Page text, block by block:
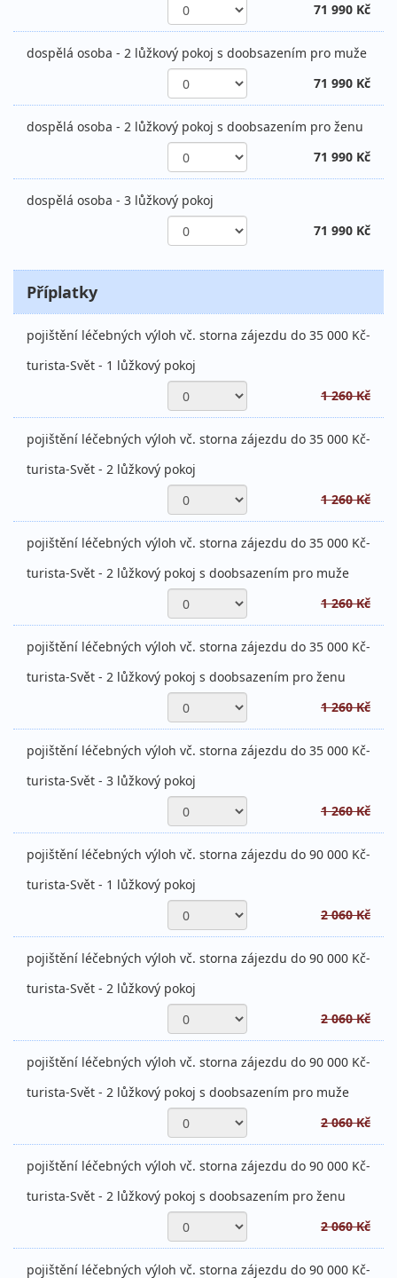
71 990 Kč
dospělá osoba - 2 lůžkový pokoj s doobsazením pro muže
71 990 Kč
dospělá osoba - 2 lůžkový pokoj s doobsazením pro ženu
71 990 Kč
dospělá osoba - 3 lůžkový pokoj
71 990 Kč
Příplatky
pojištění léčebných výloh vč. storna zájezdu do 35 000 Kč-
turista-Svět - 1 lůžkový pokoj
1 260 Kč
pojištění léčebných výloh vč. storna zájezdu do 35 000 Kč-
turista-Svět - 2 lůžkový pokoj
1 260 Kč
pojištění léčebných výloh vč. storna zájezdu do 35 000 Kč-
turista-Svět - 2 lůžkový pokoj s doobsazením pro muže
1 260 Kč
pojištění léčebných výloh vč. storna zájezdu do 35 000 Kč-
turista-Svět - 2 lůžkový pokoj s doobsazením pro ženu
1 260 Kč
pojištění léčebných výloh vč. storna zájezdu do 35 000 Kč-
turista-Svět - 3 lůžkový pokoj
1 260 Kč
pojištění léčebných výloh vč. storna zájezdu do 90 000 Kč-
turista-Svět - 1 lůžkový pokoj
2 060 Kč
pojištění léčebných výloh vč. storna zájezdu do 90 000 Kč-
turista-Svět - 2 lůžkový pokoj
2 060 Kč
pojištění léčebných výloh vč. storna zájezdu do 90 000 Kč-
turista-Svět - 2 lůžkový pokoj s doobsazením pro muže
2 060 Kč
pojištění léčebných výloh vč. storna zájezdu do 90 000 Kč-
turista-Svět - 2 lůžkový pokoj s doobsazením pro ženu
2 060 Kč
pojištění léčebných výloh vč. storna zájezdu do 90 000 Kč-